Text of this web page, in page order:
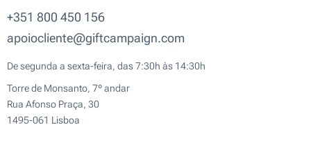
+351 800 450 156
apoiocliente@giftcampaign.com
De segunda a sexta-feira, das 7:30h às 14:30h
Torre de Monsanto, 7º andar
Rua Afonso Praça, 30
1495-061 Lisboa